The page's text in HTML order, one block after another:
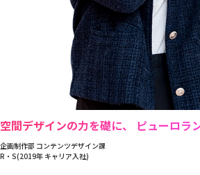
空間デザインの力を礎に、 ピューロラ
企画制作部 コンテンツデザイン課
R・S(2019年 キャリア入社)